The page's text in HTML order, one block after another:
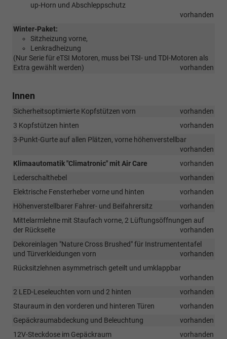
up-Horn und Abschleppschutz
vorhanden
Winter-Paket:
Sitzheizung vorne,
Lenkradheizung
(Nur Serie für eTSI Motoren, muss bei TSI- und TDI-Motoren als
Extra gewählt werden)
vorhanden
Innen
Sicherheitsoptimierte Kopfstützen vorn
vorhanden
3 Kopfstützen hinten
vorhanden
3-Punkt-Gurte auf allen Plätzen, vorne höhenverstellbar
vorhanden
Klimaautomatik "Climatronic" mit Air Care
vorhanden
Lederschalthebel
vorhanden
Elektrische Fensterheber vorne und hinten
vorhanden
Höhenverstellbarer Fahrer- und Beifahrersitz
vorhanden
Mittelarmlehne mit Staufach vorne, 2 Lüftungsöffnungen auf
der Rückseite
vorhanden
Dekoreinlagen "Nature Cross Brushed" für Instrumententafel
und Türverkleidungen vorn
vorhanden
Rücksitzlehnen asymmetrisch geteilt und umklappbar
vorhanden
2 LED-Leseleuchten vorn und 2 hinten
vorhanden
Stauraum in den vorderen und hinteren Türen
vorhanden
Gepäckraumabdeckung und Beleuchtung
vorhanden
12V-Steckdose im Gepäckraum
vorhanden